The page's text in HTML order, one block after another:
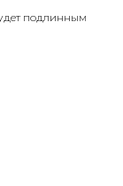
подлинным